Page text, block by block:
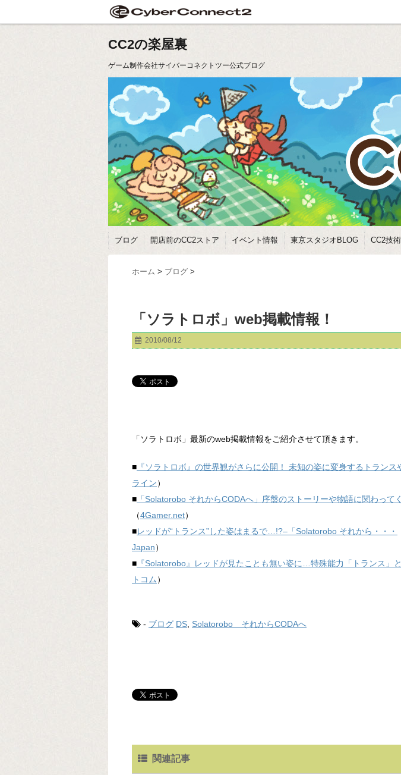
CC2の楽屋裏
ゲーム制作会社サイバーコネクトツー公式ブログ
ブログ 開店前のCC2ストア イベント情報 東京スタジオBLOG CC2技
ホーム > ブログ >
「ソラトロボ」web掲載情報！
2010/08/12
「ソラトロボ」最新のweb掲載情報をご紹介させて頂きます。
■ 『ソラトロボ』の世界観がさらに公開！ 未知の姿に変身するトランス
ライン）
■ 「Solatorobo それからCODAへ」序盤のストーリーや物語に関わって
（4Gamer.net）
■レッドが“トランス”した姿はまるで…!?–「Solatorobo それから・・・
Japan）
■ 『Solatorobo』レッドが見たことも無い姿に…特殊能力「トランス」
トコム ）
- ブログ DS Solatorobo それからCODAへ
関連記事